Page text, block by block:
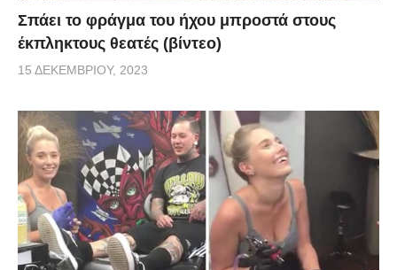
Σπάει το φράγμα του ήχου μπροστά στους
έκπληκτους θεατές (βίντεο)
15 ΔΕΚΕΜΒΡΊΟΥ, 2023